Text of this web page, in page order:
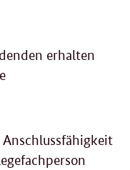
erhalten
Anschlussfähigkeit